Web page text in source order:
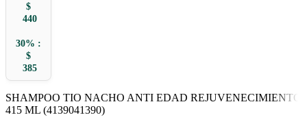
$
440
30% :
$
385
SHAMPOO TIO NACHO ANTI EDAD REJUVENECIMIENTO
415 ML (4139041390)